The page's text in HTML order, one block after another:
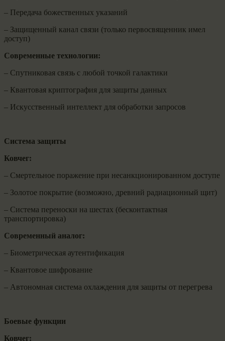
– Передача божественных указаний
– Защищенный канал связи (только первосвященник имел
доступ)
Современные технологии:
– Спутниковая связь с любой точкой галактики
– Квантовая криптография для защиты данных
– Искусственный интеллект для обработки запросов
Система защиты
Ковчег:
– Смертельное поражение при несанкционированном доступе
– Золотое покрытие (возможно, древний радиационный щит)
– Система переноски на шестах (бесконтактная
транспортировка)
Современный аналог:
– Биометрическая аутентификация
– Квантовое шифрование
– Автономная система охлаждения для защиты от перегрева
Боевые функции
Ковчег: